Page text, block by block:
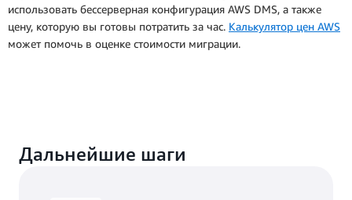
использовать бессерверная конфигурация AWS DMS, а также
цену, которую вы готовы потратить за час. Калькулятор цен AWS
может помочь в оценке стоимости миграции.
Дальнейшие шаги